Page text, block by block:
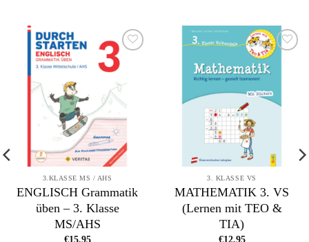
Zur
Wunschliste
3.KLASSE MS / AHS
ENGLISCH Grammatik
üben – 3. Klasse
MS/AHS
€15,95
Wunschliste
hinzufügen
3. KLASSE VS
MATHEMATIK 3. VS
(Lernen mit TEO &
TIA)
€12,95